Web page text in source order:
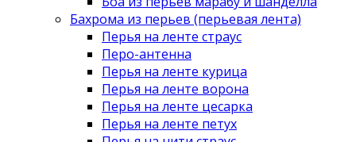
Бахрома из перьев (перьевая лента)
Перья на ленте страус
Перо-антенна
Перья на ленте курица
Перья на ленте ворона
Перья на ленте цесарка
Перья на ленте петух